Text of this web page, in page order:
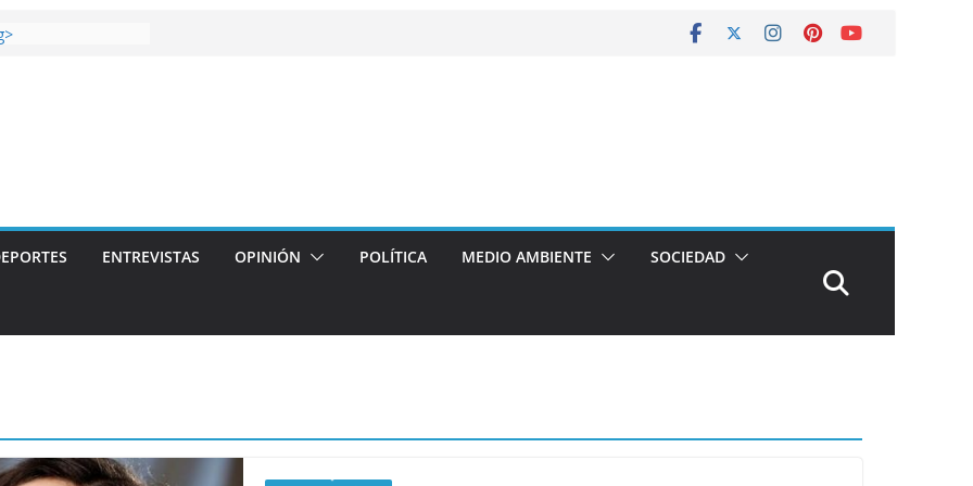
el Derbi de las
ENTREVISTAS OPINIÓN POLÍTICA MEDIO AMBIENTE SOCIEDAD